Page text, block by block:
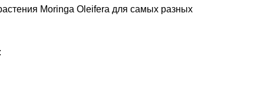
Moringa Oleifera для самых разных